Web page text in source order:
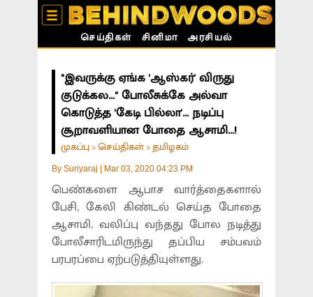
செய்திகள் சினிமா அரசியல்
"இவருக்கு ஏங்க 'ஆஸ்கர்' விருது
குடுக்கல..." போலீசுக்கே அல்வா
கொடுத்த 'கேடி பில்லா'... நடிப்பு
சூறாவளியான போதை ஆசாமி...!
முகப்பு >செய்திகள் >தமிழகம்
By Suriyaraj Mar 03, 2020 04:23 PM
பெண்களை ஆபாச வார்த்தைகளால்
பேசி, கேலி கிண்டல் செய்த போதை
ஆசாமி, வலிப்பு வந்தது போல நடித்து
போலீசாரிடமிருந்து தப்பிய சம்பவம்
பரபரப்பை ஏற்படுத்தியுள்ளது.